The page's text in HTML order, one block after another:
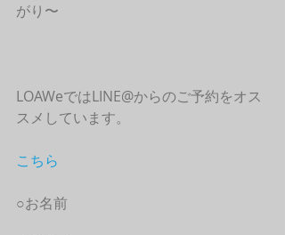
がり〜
LOAWeではLINE@からのご予約をオス
スメしています。
こちら
○お名前